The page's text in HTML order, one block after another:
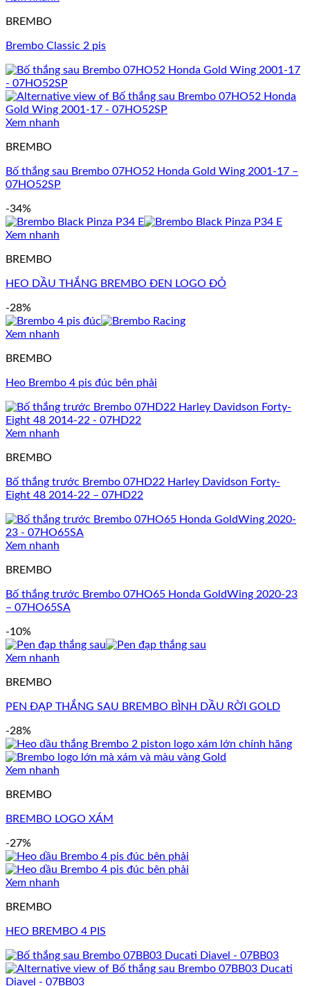
BREMBO
Brembo Classic 2 pis
Xem nhanh
BREMBO
Bố thắng sau Brembo 07HO52 Honda Gold Wing 2001-17 –
07HO52SP
-34%
Xem nhanh
BREMBO
HEO DẦU THẮNG BREMBO ĐEN LOGO ĐỎ
-28%
Xem nhanh
BREMBO
Heo Brembo 4 pis đúc bên phải
Xem nhanh
BREMBO
Bố thắng trước Brembo 07HD22 Harley Davidson Forty-
Eight 48 2014-22 – 07HD22
Xem nhanh
BREMBO
Bố thắng trước Brembo 07HO65 Honda GoldWing 2020-23
– 07HO65SA
-10%
Xem nhanh
BREMBO
PEN ĐẠP THẮNG SAU BREMBO BÌNH DẦU RỜI GOLD
-28%
Xem nhanh
BREMBO
BREMBO LOGO XÁM
-27%
Xem nhanh
BREMBO
HEO BREMBO 4 PIS